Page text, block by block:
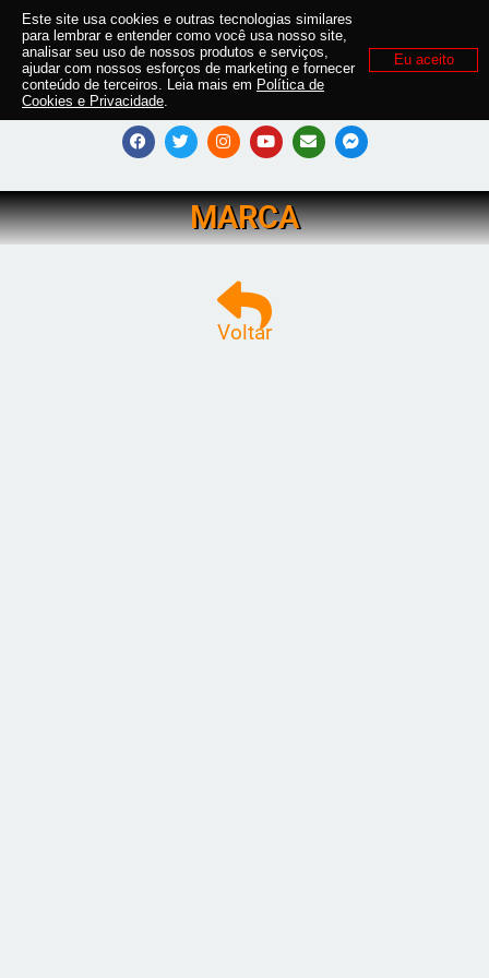
MARCA
Voltar
Este site usa cookies e outras tecnologias similares
para lembrar e entender como você usa nosso site,
analisar seu uso de nossos produtos e serviços,
ajudar com nossos esforços de marketing e fornecer
conteúdo de terceiros. Leia mais em Política de
Cookies e Privacidade.
Eu aceito